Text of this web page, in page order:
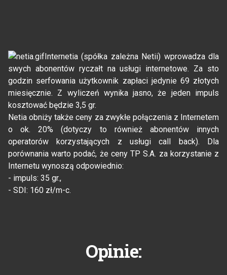
Internetia (spółka zależna Netii) wprowadza dla
swych abonentów ryczałt na usługi internetowe. Za sto
godzin serfowania użytkownik zapłaci jedynie 69 złotych
miesięcznie. Z wyliczeń wynika jasno, że jeden impuls
kosztować będzie 3,5 gr.
Netia obniży także ceny za zwykłe połączenia z Internetem
o ok. 20% (dotyczy to również abonentów innych
operatorów korzystających z usługi call back). Dla
porównania warto podać, że ceny TP S.A. za korzystanie z
Internetu wynoszą odpowiednio:
- impuls: 35 gr.,
- SDI: 160 zł/m-c.
Opinie: